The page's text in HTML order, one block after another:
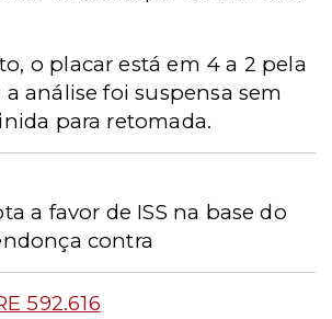
o placar está em 4 a 2 pela
a análise foi suspensa sem
para retomada.
a favor de ISS na base do
contra
592.616